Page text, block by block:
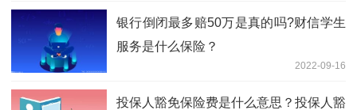
银行倒闭最多赔50万是真的吗?财信学生
服务是什么保险？
2022-09-16
投保人豁免保险费是什么意思？投保人豁